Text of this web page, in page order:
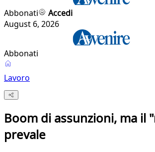
Abbonati
Accedi
August 6, 2026
Abbonati
Lavoro
Boom di assunzioni, ma il
prevale